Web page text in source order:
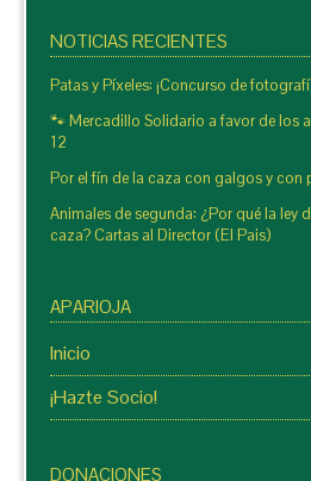
NOTICIAS RECIENTES
Patas y Píxeles: ¡Concurso de
🐾 Mercadillo Solidario a favor de los
12
Por el fín de la caza con galgos y con
Animales de segunda: ¿Por qué la ley
caza? Cartas al Director (El Pais)
APARIOJA
Inicio
¡Hazte Socio!
DONACIONES